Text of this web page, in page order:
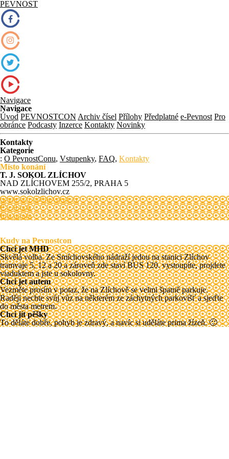
PEVNOST
Navigace
Navigace
Úvod PEVNOSTCON Archiv čísel Přílohy Předplatné e-Pevnost Pro
obránce Podcasty Inzerce Kontakty Novinky
Kontakty
Kategorie
: O PevnostConu, Vstupenky, FAQ, Kontakty
Místo konání
T. J. SOKOL ZLÍCHOV
NAD ZLÍCHOVEM 255/2, PRAHA 5
www.sokolzlichov.cz
pevnostcon@pevnost.cz
Facebook
Instagram
Kudy na Pevnostcon
Chci jet MHD
Skvělá volba. Ze Smíchovského nádraží jedou na stanici Zlíchov
tramvaje 5, 12 a 20 a zároveň zde staví BUS 120. vystoupíte, projdete
viaduktem a jste u sokolovny.
Chci jet autem
Vezměte prosím v potaz, že na Zlíchově se velmi špatně parkuje.
Raději nechte svůj vůz na některém ze záchytných parkovišť a sjeďte
do města metrem.
Chci jít pěšky
To děláte dobře, pohyb je zdravý, a navíc si uděláte prima žízeň. 🙂